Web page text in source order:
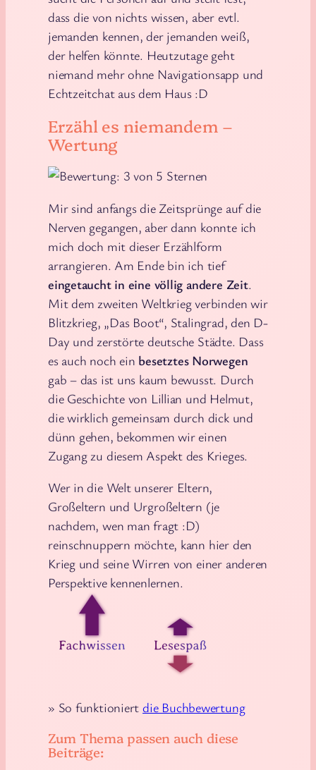
dass die von nichts wissen, aber evtl.
jemanden kennen, der jemanden weiß,
der helfen könnte. Heutzutage geht
niemand mehr ohne Navigationsapp und
Echtzeitchat aus dem Haus :D
Erzähl es niemandem –
Wertung
Mir sind anfangs die Zeitsprünge auf die
Nerven gegangen, aber dann konnte ich
mich doch mit dieser Erzählform
arrangieren. Am Ende bin ich tief
eingetaucht in eine völlig andere Zeit.
Mit dem zweiten Weltkrieg verbinden wir
Blitzkrieg, „Das Boot“, Stalingrad, den D-
Day und zerstörte deutsche Städte. Dass
es auch noch ein besetztes Norwegen
gab – das ist uns kaum bewusst. Durch
die Geschichte von Lillian und Helmut,
die wirklich gemeinsam durch dick und
dünn gehen, bekommen wir einen
Zugang zu diesem Aspekt des Krieges.
Wer in die Welt unserer Eltern,
Großeltern und Urgroßeltern (je
nachdem, wen man fragt :D)
reinschnuppern möchte, kann hier den
Krieg und seine Wirren von einer anderen
Perspektive kennenlernen.
» So funktioniertdie Buchbewertung
Zum Thema passen auch diese
Beiträge: